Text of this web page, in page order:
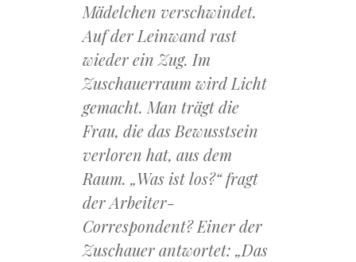
Mädelchen verschwindet.
Auf der Leinwand rast
wieder ein Zug. Im
Zuschauerraum wird Licht
gemacht. Man trägt die
Frau, die das Bewusstsein
verloren hat, aus dem
Raum. „Was ist los?“ fragt
der Arbeiter-
Correspondent? Einer der
Zuschauer antwortet: „Das